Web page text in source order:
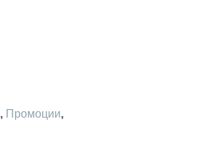
, Промоции,